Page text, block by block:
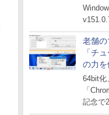
対処
老舗の
「チ
の力
64bit化
「
記念で